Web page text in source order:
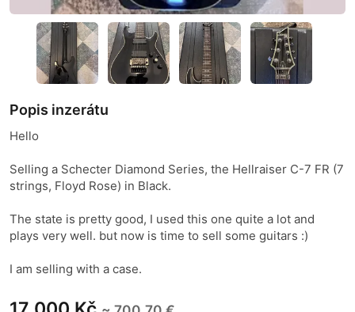
Popis inzerátu
Hello
Selling a Schecter Diamond Series, the Hellraiser C-7 FR (7
strings, Floyd Rose) in Black.
The state is pretty good, I used this one quite a lot and
plays very well. but now is time to sell some guitars :)
I am selling with a case.